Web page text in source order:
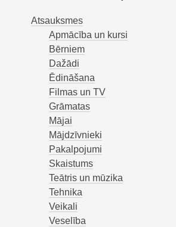
Atsauksmes
Apmācība un kursi
Bērniem
Dažādi
Ēdināšana
Filmas un TV
Grāmatas
Mājai
Mājdzīvnieki
Pakalpojumi
Skaistums
Teātris un mūzika
Tehnika
Veikali
Veselība